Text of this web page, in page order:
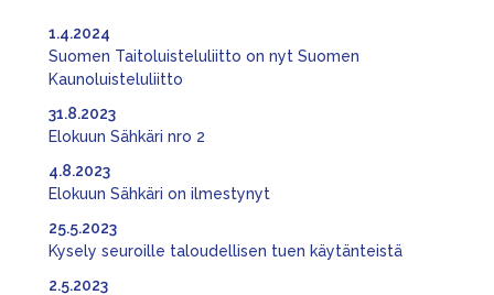
Suomen Taitoluisteluliitto on nyt Suomen
Kaunoluisteluliitto
1.4.2024
Elokuun Sähkäri nro 2
31.8.2023
Elokuun Sähkäri on ilmestynyt
4.8.2023
Kysely seuroille taloudellisen tuen käytänteistä
25.5.2023
2.5.2023